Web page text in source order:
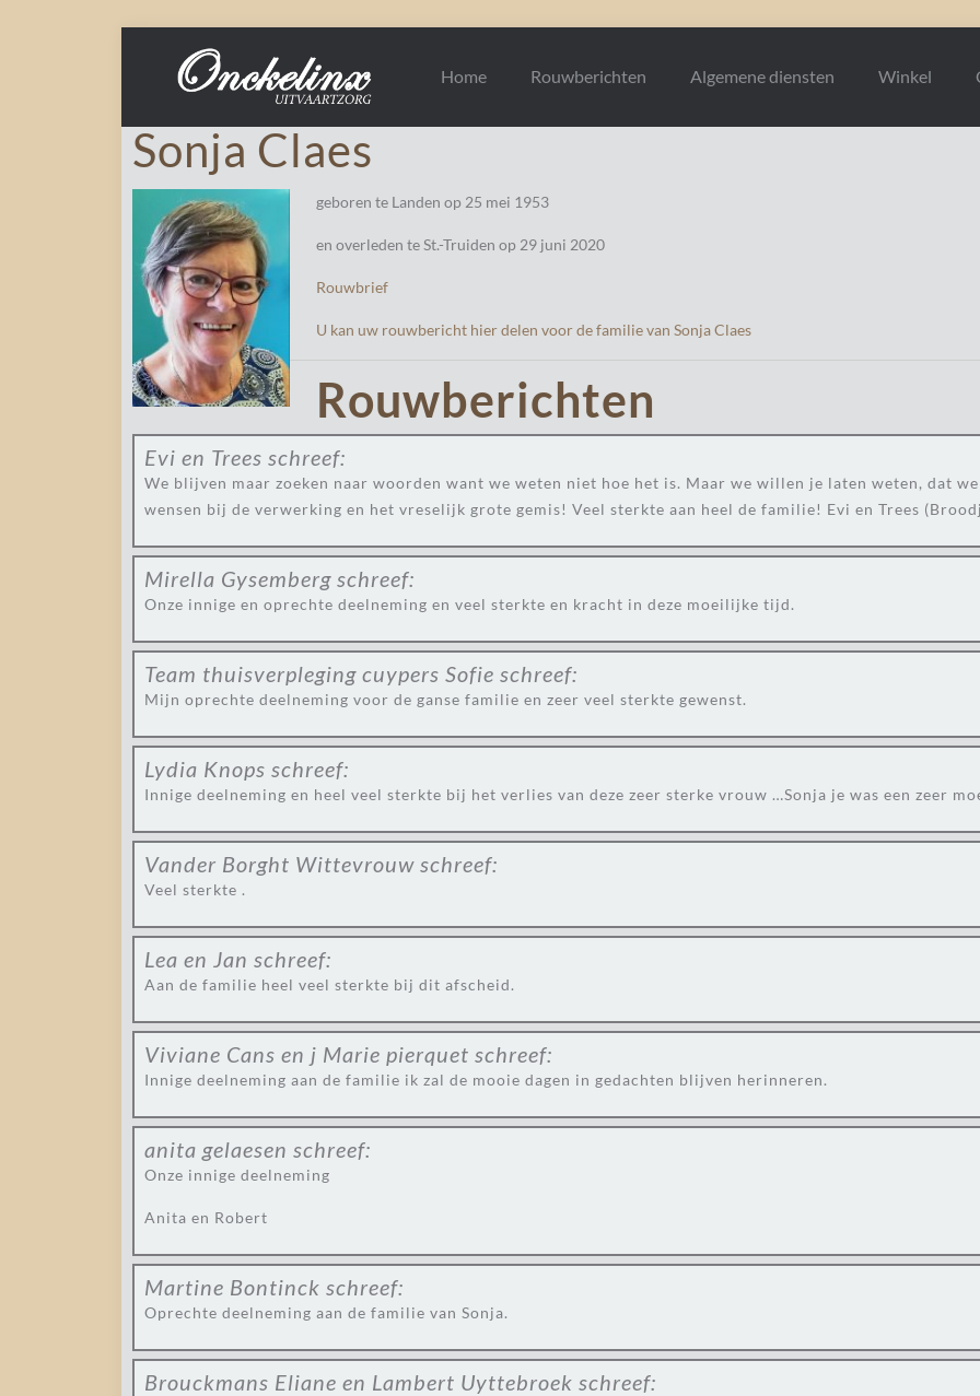
Home Rouwberichten Algemene diensten Winkel
Sonja Claes
geboren te Landen op 25 mei 1953
en overleden te St.-Truiden op 29 juni 2020
Rouwbrief
U kan uw rouwbericht hier delen voor de familie van Sonja Claes
Rouwberichten
Evi en Trees schreef:
We blijven maar zoeken naar woorden want we weten niet hoe het is. Maar we willen je laten weten, dat
wensen bij de verwerking en het vreselijk grote gemis! Veel sterkte aan heel de familie! Evi en Trees
Mirella Gysemberg schreef:
Onze innige en oprechte deelneming en veel sterkte en kracht in deze moeilijke tijd.
Team thuisverpleging cuypers Sofie schreef:
Mijn oprechte deelneming voor de ganse familie en zeer veel sterkte gewenst.
Lydia Knops schreef:
Innige deelneming en heel veel sterkte bij het verlies van deze zeer sterke vrouw …Sonja je was een zeer
Vander Borght Wittevrouw schreef:
Veel sterkte .
Lea en Jan schreef:
Aan de familie heel veel sterkte bij dit afscheid.
Viviane Cans en j Marie pierquet schreef:
Innige deelneming aan de familie ik zal de mooie dagen in gedachten blijven herinneren.
anita gelaesen schreef:
Onze innige deelneming
Anita en Robert
Martine Bontinck schreef:
Oprechte deelneming aan de familie van Sonja.
Brouckmans Eliane en Lambert Uyttebroek schreef: